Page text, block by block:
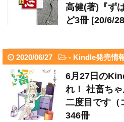
高健(著)『ず
ど3冊 [20/6/
2020/06/27 - Kindle発売情
6月27日の
れ！ 社畜ち
二度目です（
346冊